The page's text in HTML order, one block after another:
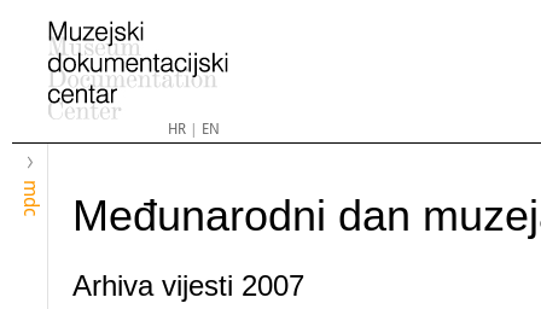
HR| EN
mdc Međunarodni dan
Arhiva vijesti 2007